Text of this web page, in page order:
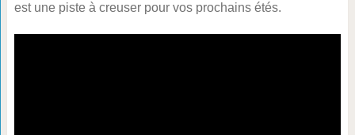
est une piste à creuser pour vos prochains étés.